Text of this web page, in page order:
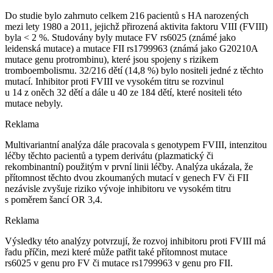
Do studie bylo zahrnuto celkem 216 pacientů s HA narozených
mezi lety 1980 a 2011, jejichž přirozená aktivita faktoru VIII (FVIII)
byla < 2 %. Studovány byly mutace FV rs6025 (známé jako
leidenská mutace) a mutace FII rs1799963 (známá jako G20210A
mutace genu protrombinu), které jsou spojeny s rizikem
tromboembolismu. 32/216 dětí (14,8 %) bylo nositeli jedné z těchto
mutací. Inhibitor proti FVIII ve vysokém titru se rozvinul
u 14 z oněch 32 dětí a dále u 40 ze 184 dětí, které nositeli této
mutace nebyly.
Reklama
Multivariantní analýza dále pracovala s genotypem FVIII, intenzitou
léčby těchto pacientů a typem derivátu (plazmatický či
rekombinantní) použitým v první linii léčby. Analýza ukázala, že
přítomnost těchto dvou zkoumaných mutací v genech FV či FII
nezávisle zvyšuje riziko vývoje inhibitoru ve vysokém titru
s poměrem šancí OR 3,4.
Reklama
Výsledky této analýzy potvrzují, že rozvoj inhibitoru proti FVIII má
řadu příčin, mezi které může patřit také přítomnost mutace
rs6025 v genu pro FV či mutace rs1799963 v genu pro FII.